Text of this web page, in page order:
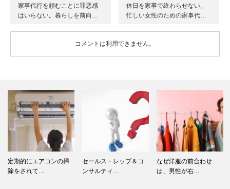
家事代行を頼むことに罪悪感
はいらない。暮らしを前向…
休日を家事で終わらせない。
忙しい女性のための家事代…
コメントは利用できません。
定期的にエアコンの掃
除をされて…
セールス・レップ＆コ
ンサルティ…
なぜ洋服の前合わせ
は、男性が右…